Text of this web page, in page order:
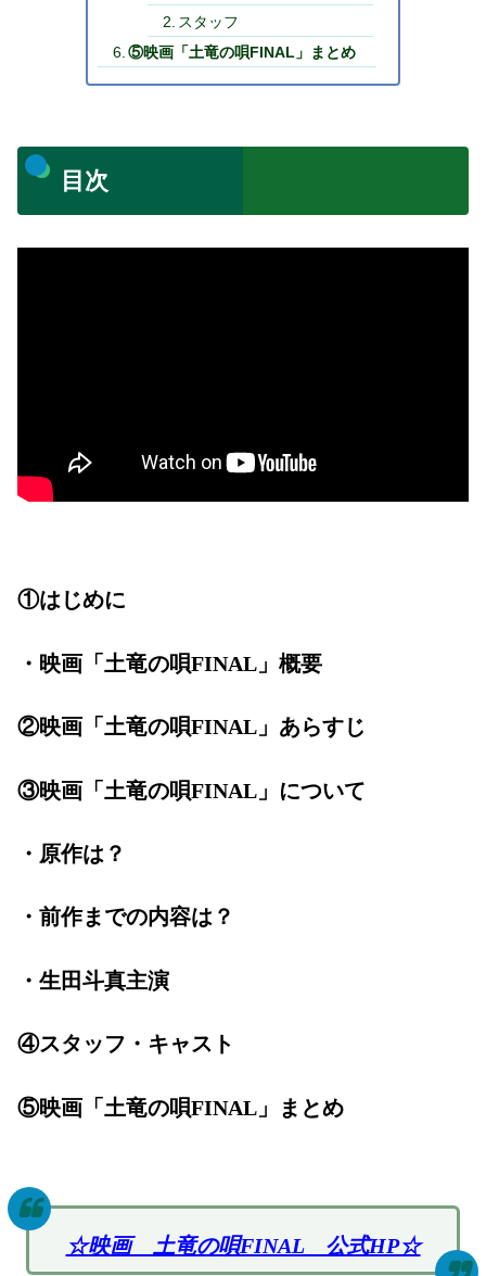
スタッフ
⑤映画「土竜の唄FINAL」まとめ
目次
①はじめに
・映画「土竜の唄FINAL」概要
②映画「土竜の唄FINAL」あらすじ
③映画「土竜の唄FINAL」について
・原作は？
・前作までの内容は？
・生田斗真主演
④スタッフ・キャスト
⑤映画「土竜の唄FINAL」まとめ
☆映画 土竜の唄FINAL 公式HP☆